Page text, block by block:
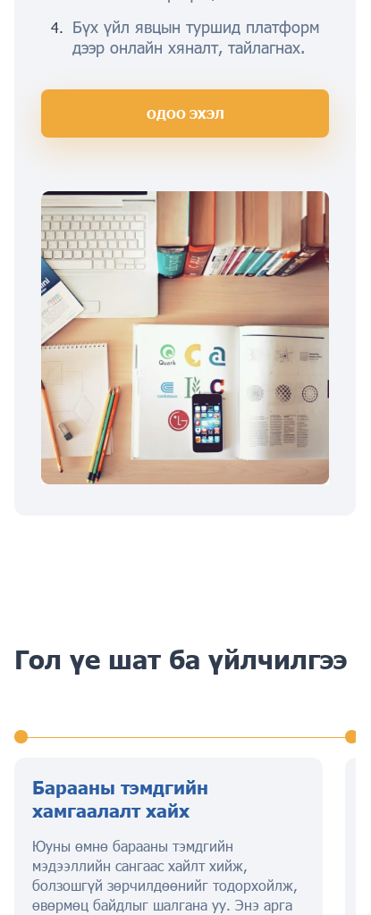
Бүх үйл явцын туршид платформ
дээр онлайн хяналт, тайлагнах.
ОДОО ЭХЭЛ
Гол үе шат ба үйлчилгээ
Барааны тэмдгийн
хамгаалалт хайх
Юуны өмнө барааны тэмдгийн
мэдээллийн сангаас хайлт хийж,
болзошгүй зөрчилдөөнийг тодорхойлж,
өвөрмөц байдлыг шалгана уу. Энэ арга